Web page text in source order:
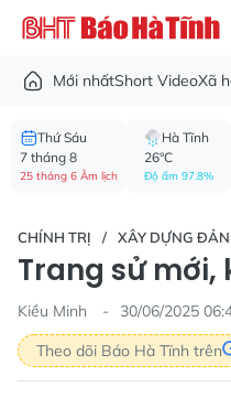
Mới nhấtShort VideoXã
Thứ Sáu
7 tháng 8
25 tháng 6 Âm lịch
Hà Tĩnh
26°C
Độ ẩm 97.8%
CHÍNH TRỊ XÂY DỰNG
Trang sử mới,
Kiều Minh
30/06/2025
Theo dõi Báo Hà Tĩnh trên